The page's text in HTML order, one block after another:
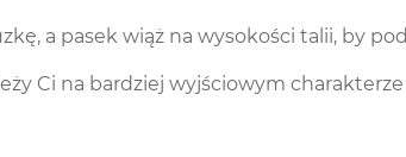
a pasek wiąż na wysokości talii, by
Ci na bardziej wyjściowym charakterze